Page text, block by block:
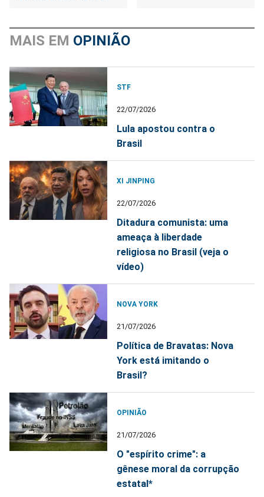
MAIS EM OPINIÃO
STF
22/07/2026
Lula apostou contra o
Brasil
XI JINPING
22/07/2026
Ditadura comunista: uma
ameaça à liberdade
religiosa no Brasil (veja o
vídeo)
NOVA YORK
21/07/2026
Política de Bravatas: Nova
York está imitando o
Brasil?
OPINIÃO
21/07/2026
O "espírito crime": a
gênese moral da corrupção
estatal*